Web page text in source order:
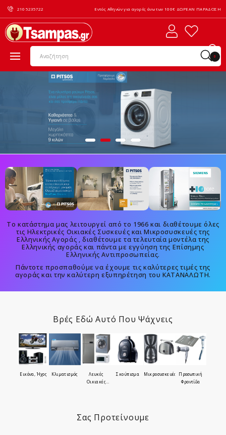
Εντός Αθηνών για αγορές άνω των 100€ ΔΩΡΕΑΝ ΠΑΡΑΔΟΣΗ
210 5235722
0
Το κατάστημα μας λειτουργεί από το 1966 και διαθέτουμε όλες
τις Ηλεκτρικές Οικιακές Συσκευές και Μικροσυσκευές της
Ελληνικής Αγοράς , διαθέτουμε τα τελευταία μοντέλα της
Ελληνικής αγοράς και πάντα με εγγύηση της Επίσημης
Ελληνικής Αντιπροσωπείας.
Πάντοτε προσπαθούμε να έχουμε τις καλύτερες τιμές της
αγοράς και την καλύτερη εξυπηρέτηση του ΚΑΤΑΝΑΛΩΤΗ.
Βρές Εδώ Αυτό Που Ψάχνεις
Εικόνα, Ήχος Κλιματισμός
Λευκές
Οικιακές
Σκούπισμα Μικροσυσκευές
Προσωπική
Φροντίδα
Σας Προτείνουμε